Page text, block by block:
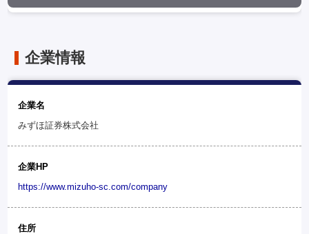
企業情報
企業名
みずほ証券株式会社
企業HP
https://www.mizuho-sc.com/company
住所